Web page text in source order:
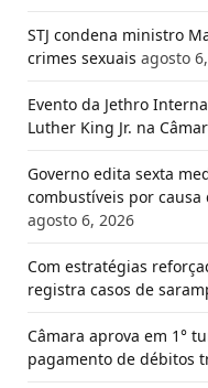
STJ condena ministro
crimes sexuais agosto
Evento da Jethro
Luther King Jr. na
Governo edita sexta
combustíveis por
agosto 6, 2026
Com estratégias
registra casos de
Câmara aprova em 1°
pagamento de débitos